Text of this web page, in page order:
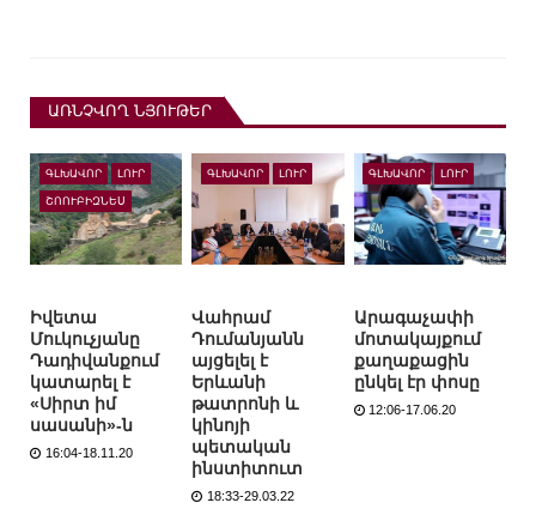
ԱՌՆՉՎՈՂ ՆՅՈՒԹԵՐ
ԳԼԽԱՎՈՐ ԼՈՒՐ
ՇՈՈՒԲԻԶՆԵՍ
Իվետա
Մուկուչյանը
Դադիվանքում
կատարել է
«Սիրտ իմ
սասանի»-ն
16:04-18.11.20
ԳԼԽԱՎՈՐ ԼՈՒՐ
Վահրամ
Դումանյանն
այցելել է
Երևանի
թատրոնի և
կինոյի
պետական
ինստիտուտ
18:33-29.03.22
ԳԼԽԱՎՈՐ ԼՈՒՐ
Արագաչափի
մոտակայքում
քաղաքացին
ընկել էր փոսը
12:06-17.06.20